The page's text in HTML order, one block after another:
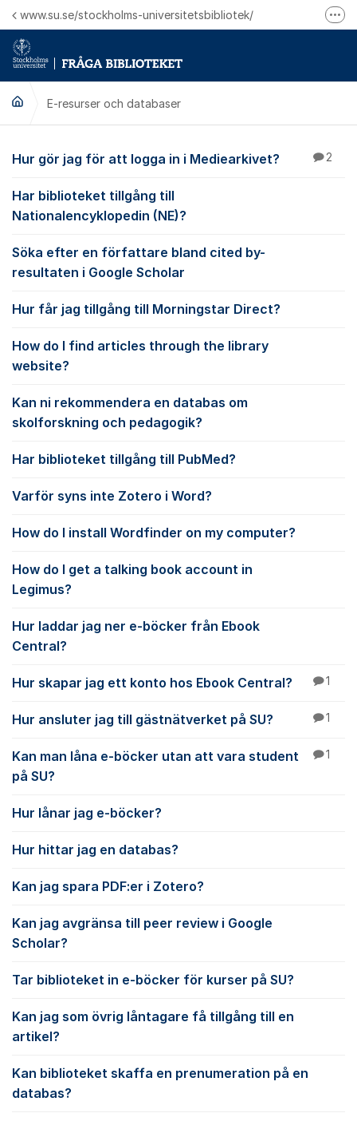
Hoppa till innehåll
www.su.se/stockholms-universitetsbibliotek/
E-resurser och databaser
E-resurser och
Hur gör jag för att logga in i Mediearkivet? 2
Har biblioteket tillgång till
Nationalencyklopedin (NE)?
Söka efter en författare bland cited by-
resultaten i Google Scholar
Hur får jag tillgång till Morningstar Direct?
How do I find articles through the library
website?
Kan ni rekommendera en databas om
skolforskning och pedagogik?
Har biblioteket tillgång till PubMed?
Varför syns inte Zotero i Word?
How do I install Wordfinder on my computer?
How do I get a talking book account in
Legimus?
Hur laddar jag ner e-böcker från Ebook
Central?
Hur skapar jag ett konto hos Ebook Central? 1
Hur ansluter jag till gästnätverket på SU? 1
Kan man låna e-böcker utan att vara student
på SU?
1
Hur lånar jag e-böcker?
Hur hittar jag en databas?
Kan jag spara PDF:er i Zotero?
Kan jag avgränsa till peer review i Google
Scholar?
Tar biblioteket in e-böcker för kurser på SU?
Kan jag som övrig låntagare få tillgång till en
artikel?
Kan biblioteket skaffa en prenumeration på en
databas?